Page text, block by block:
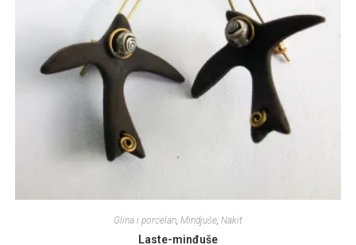
Glina i porcelan Mindjuše Nakit
Laste-minđuše